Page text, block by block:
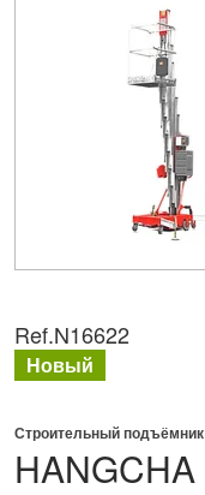
HANGCHA
Строительный
Ref.N16622
Новый